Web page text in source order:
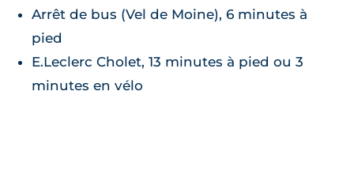
Arrêt de bus (Vel de Moine), 6 minutes à
pied
E.Leclerc Cholet, 13 minutes à pied ou 3
minutes en vélo